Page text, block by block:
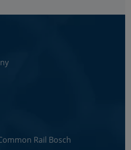
Rail Bosch